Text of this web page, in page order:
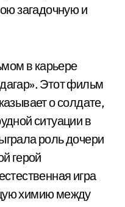
загадочную и
в карьере
Этот фильм
о солдате,
ситуации в
роль дочери
герой
игра
химию между